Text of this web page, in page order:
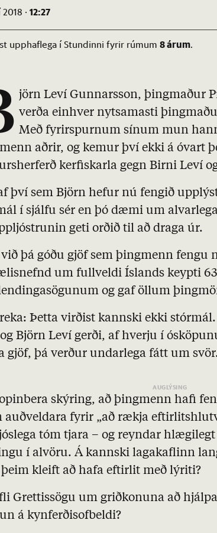
2018 ·12:27
upphaflega í Stundinni fyrir rúmum8 árum.
jörn Leví Gunnarsson, þingmaður
verða einhver nytsamasti
Með fyrirspurnum sínum mun
aðrir, og kemur því ekki á óvart
kerfiskarla gegn Birni Leví
því sem Björn hefur nú fengið
í sjálfu sér en þó dæmi um
geti orðið til að draga úr.
við þá góðu gjöf sem þingmenn fengu
um fullveldi Íslands keypti
og gaf öllum
Þetta virðist kannski ekki
Björn Leví gerði, af hverju í
gjöf, þá verður undarlega fátt um
skýring, að þingmenn hafi
auðveldara fyrir „að rækja
tóm tjara – og reyndar hlægilegt
í alvöru. Á kannski lagakaflinn
þeim kleift að hafa eftirlit með lýriti?
Grettissögu um griðkonuna að
á kynferðisofbeldi?